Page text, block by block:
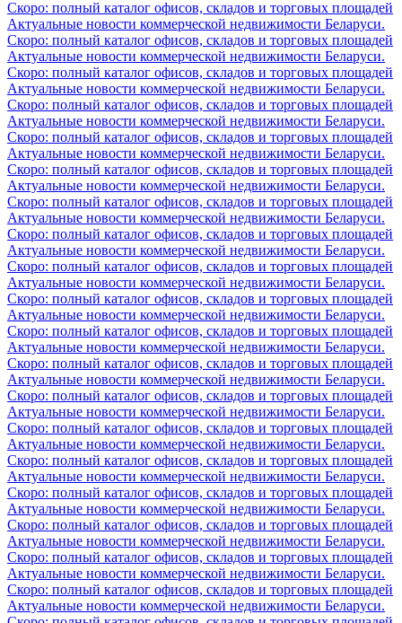
Скоро: полный каталог офисов, складов и торговых площадей
Актуальные новости коммерческой недвижимости Беларуси.
Скоро: полный каталог офисов, складов и торговых площадей
Актуальные новости коммерческой недвижимости Беларуси.
Скоро: полный каталог офисов, складов и торговых площадей
Актуальные новости коммерческой недвижимости Беларуси.
Скоро: полный каталог офисов, складов и торговых площадей
Актуальные новости коммерческой недвижимости Беларуси.
Скоро: полный каталог офисов, складов и торговых площадей
Актуальные новости коммерческой недвижимости Беларуси.
Скоро: полный каталог офисов, складов и торговых площадей
Актуальные новости коммерческой недвижимости Беларуси.
Скоро: полный каталог офисов, складов и торговых площадей
Актуальные новости коммерческой недвижимости Беларуси.
Скоро: полный каталог офисов, складов и торговых площадей
Актуальные новости коммерческой недвижимости Беларуси.
Скоро: полный каталог офисов, складов и торговых площадей
Актуальные новости коммерческой недвижимости Беларуси.
Скоро: полный каталог офисов, складов и торговых площадей
Актуальные новости коммерческой недвижимости Беларуси.
Скоро: полный каталог офисов, складов и торговых площадей
Актуальные новости коммерческой недвижимости Беларуси.
Скоро: полный каталог офисов, складов и торговых площадей
Актуальные новости коммерческой недвижимости Беларуси.
Скоро: полный каталог офисов, складов и торговых площадей
Актуальные новости коммерческой недвижимости Беларуси.
Скоро: полный каталог офисов, складов и торговых площадей
Актуальные новости коммерческой недвижимости Беларуси.
Скоро: полный каталог офисов, складов и торговых площадей
Актуальные новости коммерческой недвижимости Беларуси.
Скоро: полный каталог офисов, складов и торговых площадей
Актуальные новости коммерческой недвижимости Беларуси.
Скоро: полный каталог офисов, складов и торговых площадей
Актуальные новости коммерческой недвижимости Беларуси.
Скоро: полный каталог офисов, складов и торговых площадей
Актуальные новости коммерческой недвижимости Беларуси.
Скоро: полный каталог офисов, складов и торговых площадей
Актуальные новости коммерческой недвижимости Беларуси.